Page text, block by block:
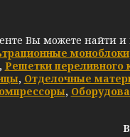
Вы можете найти и
моноблоки
, Решетки переливного
, Отделочные
,